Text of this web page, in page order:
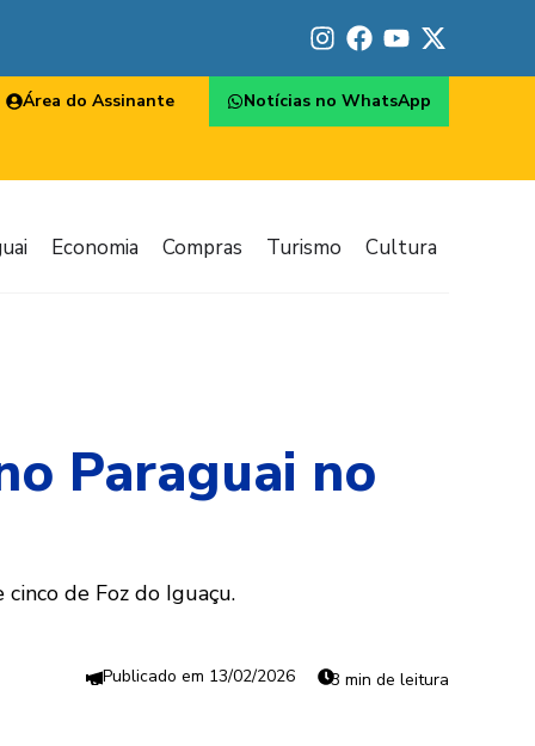
Área do Assinante Notícias no WhatsApp
Economia Compras Turismo Cultura
Paraguai no
de Foz do Iguaçu.
13/02/2026 3 min de leitura